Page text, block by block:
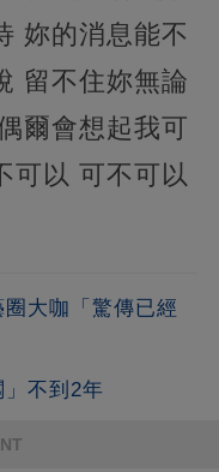
妳的消息能不
留不住妳無論
爾會想起我可
可以 可不可以
大咖「驚傳已經
不到2年